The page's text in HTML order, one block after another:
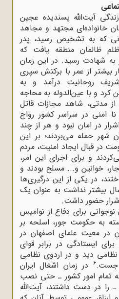
آیت‌الله پسندیده عجین
خانواده‌ای مجتهد و مجاهد
که به تشخیص رسید، پدر
ظالمان منطقه یافت که
به شهادت رسید. در این زمان
پسندیده که 8 بهار بیشتر از عمر با برکتش سپری
روحانیت درآمد و به
و با عین‌الدوله به محاجه
مدتی، شاهد مجازات قاتل
امنی در سراسر کشور رواج
در امان نبود و هر از چند
شهر حمله می‌بردند؛ بر این
قبال ایجاد امنیت، مردم
و برای اجرای این امر،
خوانین و... مسلح بودند و
در یکی از این درگیری‌ها
بیشتر نداشت به عنوان یک
حضور داشت.
نوجوانی برای دفاع از نوامیس
به حکومت جور، اسلحه بر
معیت علمای اصفهان در
ایستادگی در برابر قوای
دید و در اردوی نظامی
جست.6 در زمان اشغال ایران
تمام امور کشور ـ حتی نصب
را در دست داشتند، آیت‌الله